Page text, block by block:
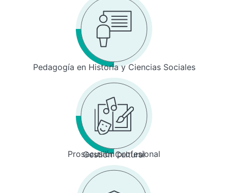
Pedagogía en Historia y Ciencias Sociales
Prosecusión profesional
Gestión Cultural